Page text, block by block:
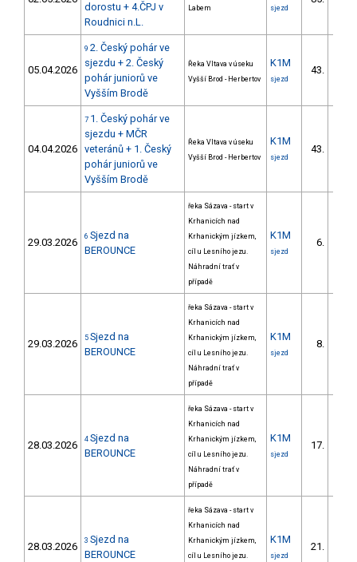
dorostu + 4.ČPJ v
Roudnici n.L.
Labem sjezd
05.04.2026
9 2. Český pohár ve
sjezdu + 2. Český
pohár juniorů ve
Vyšším Brodě
Řeka Vltava v úseku
Vyšší Brod - Herbertov
K1M
sjezd
43.
04.04.2026
7 1. Český pohár ve
sjezdu + MČR
veteránů + 1. Český
pohár juniorů ve
Vyšším Brodě
Řeka Vltava v úseku
Vyšší Brod - Herbertov
K1M
sjezd
43.
29.03.2026 6 Sjezd na
BEROUNCE
řeka Sázava - start v
Krhanicích nad
Krhanickým jízkem,
cíl u Lesního jezu.
Náhradní trať v
případě
K1M
sjezd
6.
29.03.2026 5 Sjezd na
BEROUNCE
řeka Sázava - start v
Krhanicích nad
Krhanickým jízkem,
cíl u Lesního jezu.
Náhradní trať v
případě
K1M
sjezd
8.
28.03.2026 4 Sjezd na
BEROUNCE
řeka Sázava - start v
Krhanicích nad
Krhanickým jízkem,
cíl u Lesního jezu.
Náhradní trať v
případě
K1M
sjezd
17.
28.03.2026 3 Sjezd na
BEROUNCE
řeka Sázava - start v
Krhanicích nad
Krhanickým jízkem,
cíl u Lesního jezu.
K1M
sjezd
21.